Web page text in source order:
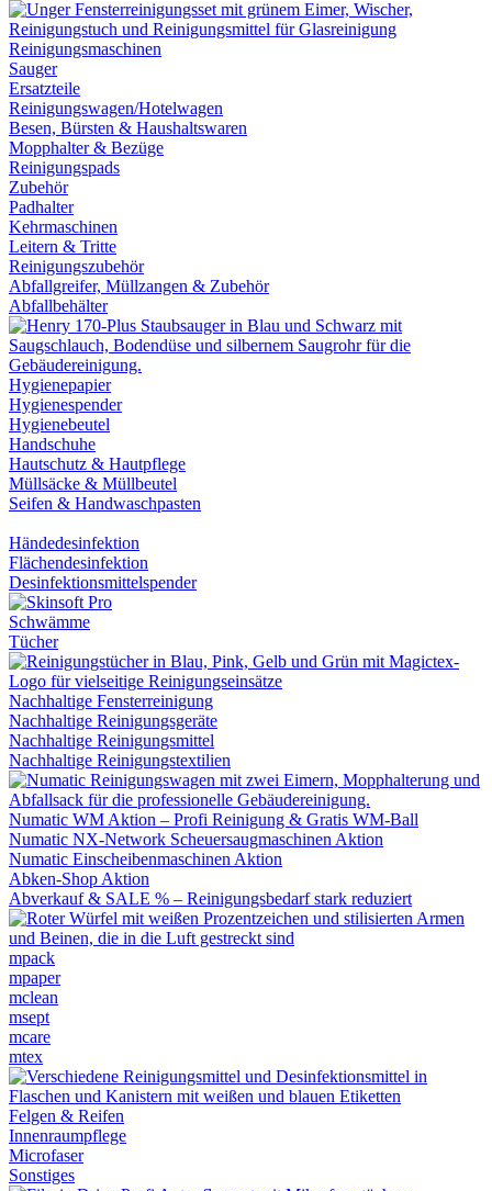
Reinigungsmaschinen
Sauger
Ersatzteile
Reinigungswagen/Hotelwagen
Besen, Bürsten & Haushaltswaren
Mopphalter & Bezüge
Reinigungspads
Zubehör
Padhalter
Kehrmaschinen
Leitern & Tritte
Reinigungszubehör
Abfallgreifer, Müllzangen & Zubehör
Abfallbehälter
Hygienepapier
Hygienespender
Hygienebeutel
Handschuhe
Hautschutz & Hautpflege
Müllsäcke & Müllbeutel
Seifen & Handwaschpasten
Händedesinfektion
Flächendesinfektion
Desinfektionsmittelspender
Schwämme
Tücher
Nachhaltige Fensterreinigung
Nachhaltige Reinigungsgeräte
Nachhaltige Reinigungsmittel
Nachhaltige Reinigungstextilien
Numatic WM Aktion – Profi Reinigung & Gratis WM-Ball
Numatic NX-Network Scheuersaugmaschinen Aktion
Numatic Einscheibenmaschinen Aktion
Abken-Shop Aktion
Abverkauf & SALE % – Reinigungsbedarf stark reduziert
mpack
mpaper
mclean
msept
mcare
mtex
Felgen & Reifen
Innenraumpflege
Microfaser
Sonstiges